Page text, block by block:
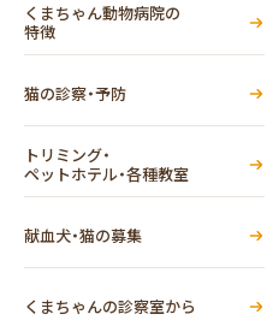
くまちゃん動物病院の
特徴
猫の診察・予防
トリミング・
ペットホテル・各種教室
献血犬・猫の募集
くまちゃんの診察室から